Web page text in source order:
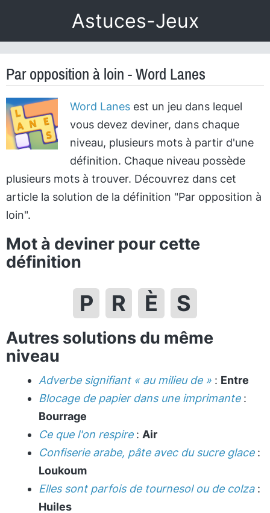
Astuces-Jeux
Par opposition à loin - Word Lanes
Word Lanesest un jeu dans lequel
vous devez deviner, dans chaque
niveau, plusieurs mots à partir d'une
définition. Chaque niveau possède
plusieurs mots à trouver. Découvrez dans cet
article la solution de la définition "Par opposition à
loin".
Mot à deviner pour cette
définition
P R È S
Autres solutions du même
niveau
Adverbe signifiant « au milieu de » : Entre
Blocage de papier dans une imprimante:
Bourrage
Ce que l'on respire: Air
Confiserie arabe, pâte avec du sucre glace:
Loukoum
Elles sont parfois de tournesol ou de colza:
Huiles